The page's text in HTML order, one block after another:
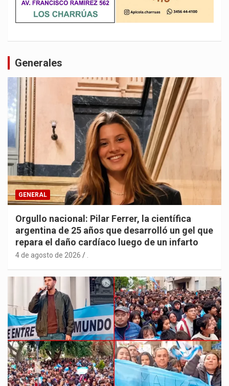
Generales
GENERAL
Orgullo nacional: Pilar Ferrer, la científica
argentina de 25 años que desarrolló un gel que
repara el daño cardíaco luego de un infarto
4 de agosto de 2026 .